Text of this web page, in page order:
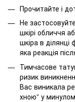
Прочитайте і
Не
шкірі обличчя
шкіра в
яка реакція
Тимчасове
ризик
Вас виникала
хною” у